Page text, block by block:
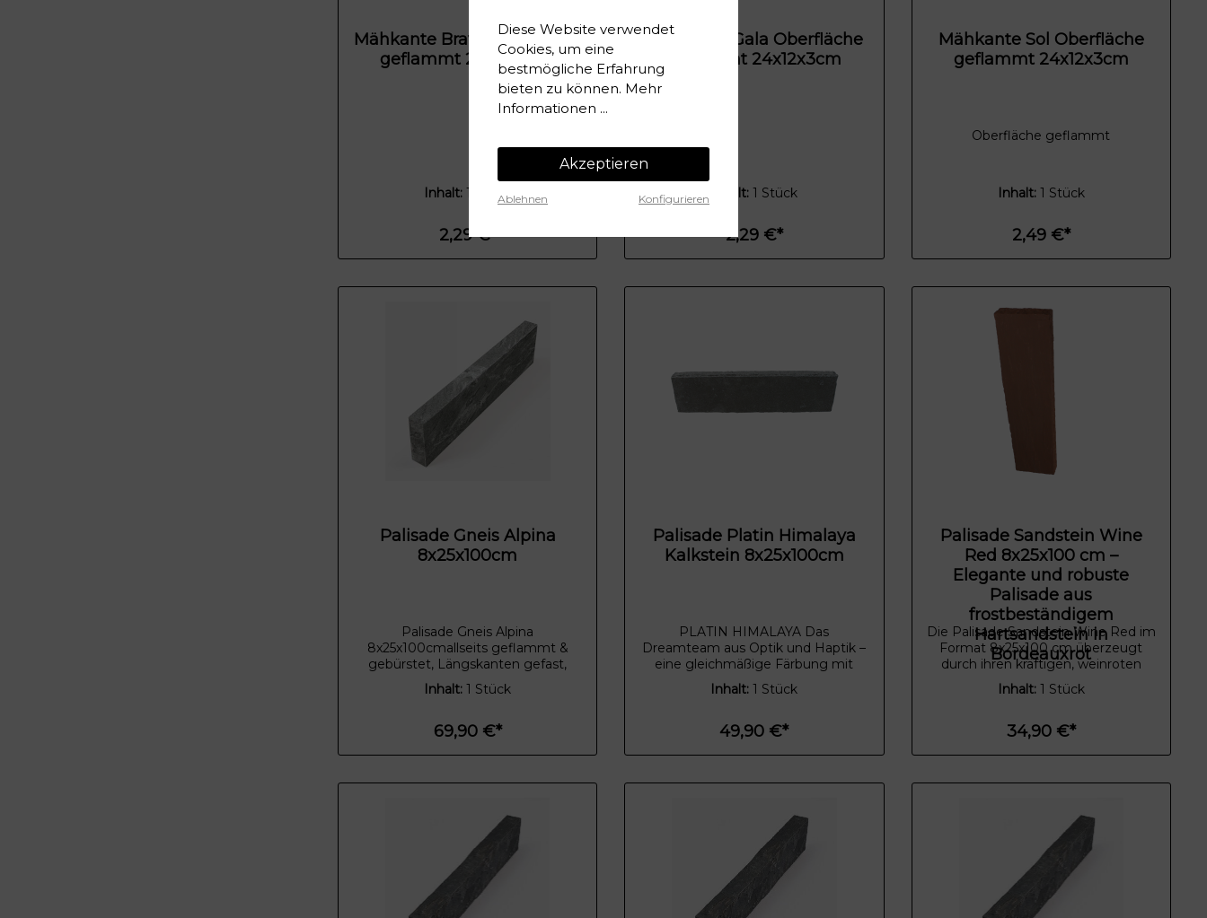
Mähkante Bravo Oberfläche
geflammt 24x12x3cm
Inhalt:1 Stück
2,29 €*
Mähkante Gala Oberfläche
geflammt 24x12x3cm
Inhalt:1 Stück
2,29 €*
Mähkante Sol Oberfläche
geflammt 24x12x3cm
Oberfläche geflammt
Inhalt: 1 Stück
2,49 €*
Palisade Gneis Alpina
8x25x100cm
Palisade Gneis Alpina
8x25x100cmallseits geflammt &
gebürstet, Längskanten gefast,
anthrazit gemasert, mit hellen
Quarzaderungen Entdecken Sie die
anthrazit gemaserten Gneis
ALPINA– ein Naturstein, der
Eleganz und Robustheit in perfekter
ist dieser Gneis ein echter Blickfang,
ein Naturstein für Kenner und
Individualisten.
Inhalt:1 Stück
69,90 €*
Palisade Platin Himalaya
Kalkstein 8x25x100cm
PLATIN HIMALAYA Das
Dreamteam aus Optik und Haptik –
eine gleichmäßige Färbung mit
wenig Variation und von Natur aus
eine Oberfläche mit wenig
ein unkomplizierter Allrounder,
dessen zeitloser Look in jede
Umgebung passt.
Inhalt:1 Stück
49,90 €*
Palisade Sandstein Wine
Red 8x25x100 cm –
Elegante und robuste
Palisade aus
frostbeständigem
Hartsandstein in
Bordeauxrot
Die Palisade Sandstein Wine Red im
Format 8x25x100 cm überzeugt
durch ihren kräftigen, weinroten
Farbton mit sanftem, homogenem
Farbspiel. Der frostbeständige
bietet dank seiner robusten Struktur
und der gelegentlichen hellen
Einschlüsse eine natürliche und edle
Gestaltungselemente im Garten
schafft diese Palisade eine
beruhigende und harmonische
Atmosphäre im
Außenbereich.Produkteigenschafte
n:Maße: 8x25x100 cmFarbe:
Inhalt: 1 Stück
34,90 €*
Diese Website verwendet
Cookies, um eine
bestmögliche Erfahrung
bieten zu können. Mehr
Informationen ...
Akzeptieren
Ablehnen Konfigurieren